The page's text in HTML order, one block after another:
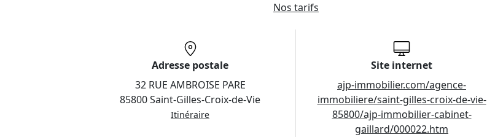
Nos tarifs
Adresse postale
32 RUE AMBROISE PARE
85800 Saint-Gilles-Croix-de-Vie
Itinéraire
Site internet
ajp-immobilier.com/agence-
immobiliere/saint-gilles-croix-de-vie-
85800/ajp-immobilier-cabinet-
gaillard/000022.htm